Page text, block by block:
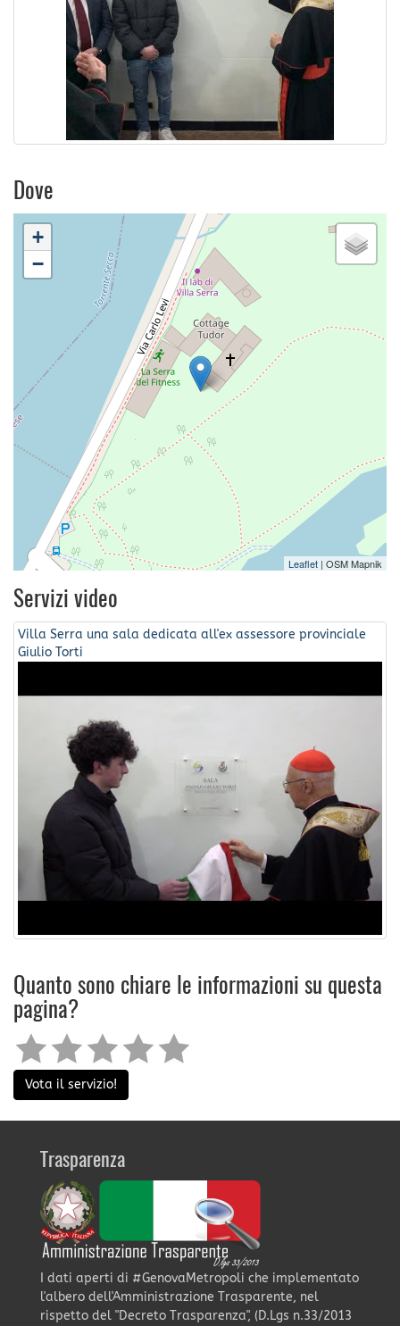
Dove
+
−
Leaflet | OSM Mapnik
Servizi video
Villa Serra una sala dedicata all'ex assessore provinciale
Giulio Torti
Quanto sono chiare le informazioni su questa
pagina?
Vota il servizio!
Trasparenza
I dati aperti di #GenovaMetropoli che implementato
l'albero dell'Amministrazione Trasparente, nel
rispetto del "Decreto Trasparenza", (D.Lgs n.33/2013